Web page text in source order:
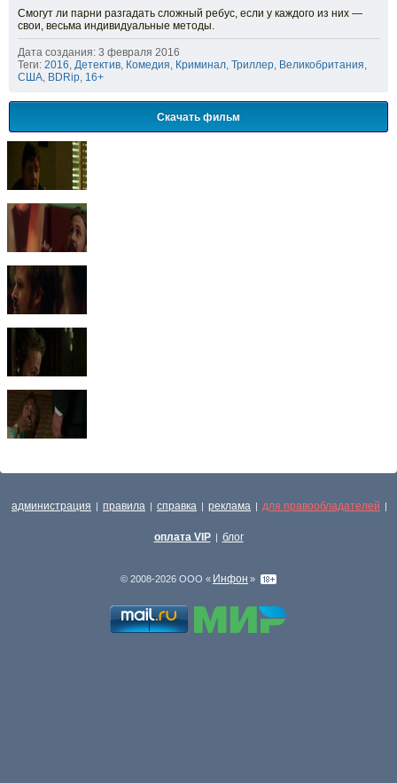
Смогут ли парни разгадать сложный ребус, если у каждого из них —
свои, весьма индивидуальные методы.
Дата создания: 3 февраля 2016
Теги: 2016, Детектив, Комедия, Криминал, Триллер, Великобритания,
США, BDRip, 16+
Скачать фильм
администрация | правила | справка | реклама | для правообладателей |
оплата VIP | блог
© 2008-2026 ООО « Инфон »